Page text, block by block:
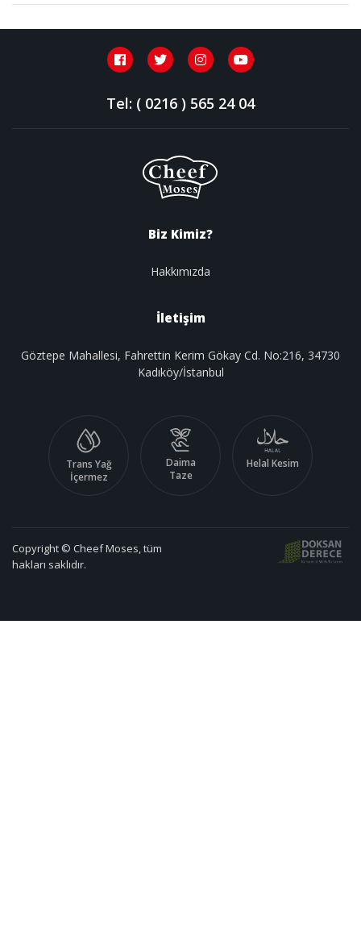
Tel: ( 0216 ) 565 24 04
Biz Kimiz?
Hakkımızda
İletişim
Göztepe Mahallesi, Fahrettin Kerim Gökay Cd. No:216, 34730
Kadıköy/İstanbul
Trans Yağ
İçermez
Daima
Taze
Helal Kesim
Copyright © Cheef Moses, tüm
hakları saklıdır.